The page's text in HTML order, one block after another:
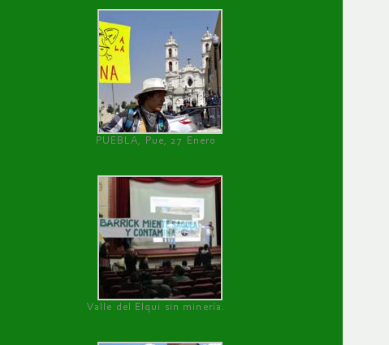
PUEBLA, Pue, 27 Enero
Valle del Elqui sin minería.